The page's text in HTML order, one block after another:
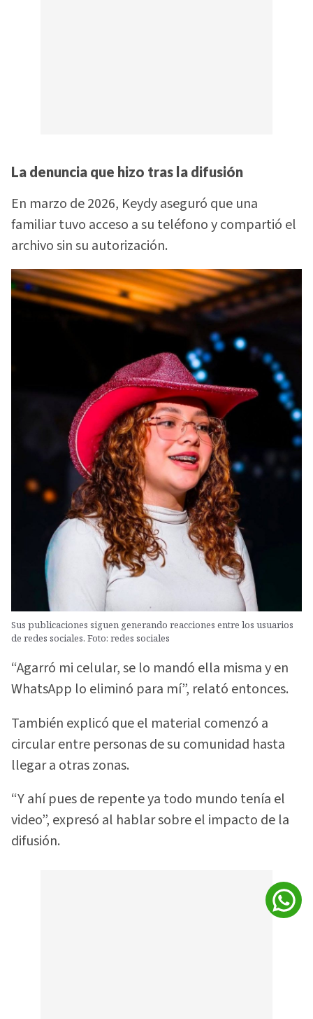
La denuncia que hizo tras la difusión
En marzo de 2026, Keydy aseguró que una
familiar tuvo acceso a su teléfono y compartió el
archivo sin su autorización.
Sus publicaciones siguen generando reacciones entre los usuarios
de redes sociales. Foto: redes sociales
“Agarró mi celular, se lo mandó ella misma y en
WhatsApp lo eliminó para mí”, relató entonces.
También explicó que el material comenzó a
circular entre personas de su comunidad hasta
llegar a otras zonas.
“Y ahí pues de repente ya todo mundo tenía el
video”, expresó al hablar sobre el impacto de la
difusión.